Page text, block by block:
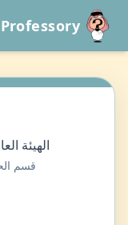
Professory
الهيئة
قسم